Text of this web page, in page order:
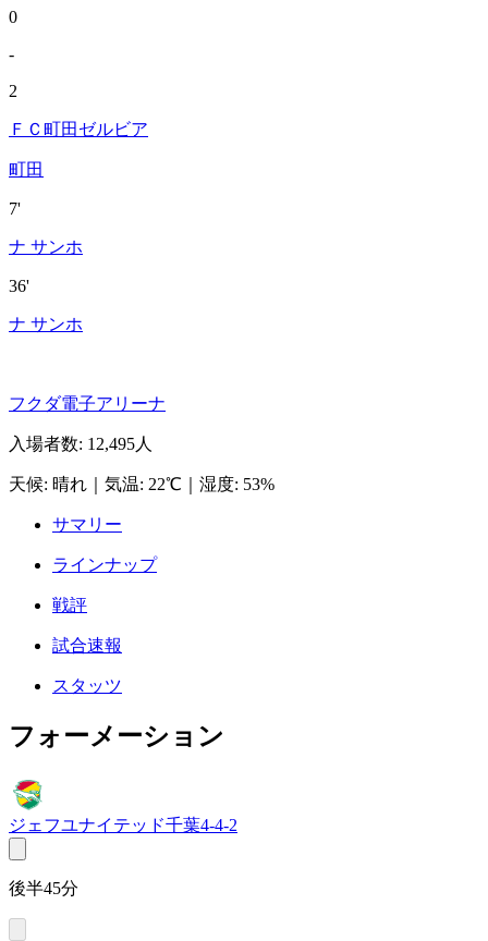
0
-
2
ＦＣ町田ゼルビア
町田
7'
ナ サンホ
36'
ナ サンホ
フクダ電子アリーナ
入場者数: 12,495人
天候: 晴れ 気温: 22℃ 湿度: 53%
サマリー
ラインナップ
戦評
試合速報
スタッツ
フォーメーション
ジェフユナイテッド千葉4-4-2
後半45分